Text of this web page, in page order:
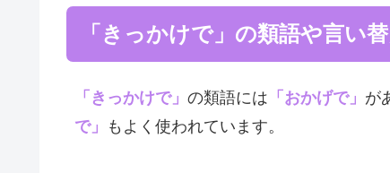
「きっかけで」の類語や言い替
「きっかけで」 の類語には 「おかげで」 が
で」
もよく使われています。